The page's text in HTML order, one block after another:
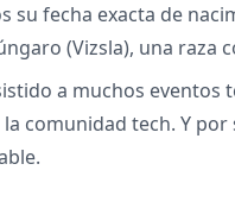
su fecha exacta de
(Vizsla), una raza
a muchos
comunidad tech. Y